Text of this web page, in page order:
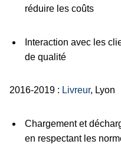
réduire les coûts
Interaction avec les
de qualité
2016-2019 : Livreur, Lyon
Chargement et
en respectant les